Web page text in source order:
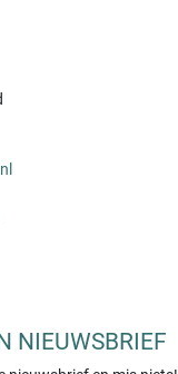
NIEUWSBRIEF